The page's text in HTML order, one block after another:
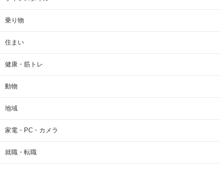
乗り物
住まい
健康・筋トレ
動物
地域
家電・PC・カメラ
就職・転職